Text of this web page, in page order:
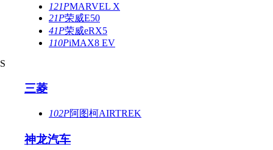
121PMARVEL X
21P荣威E50
41P荣威eRX5
110PiMAX8 EV
S
三菱
102P阿图柯AIRTREK
神龙汽车